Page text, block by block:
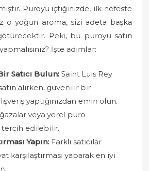
Puroyu içtiğinizde, ilk nefeste
o yoğun aroma, sizi adeta başka
Peki, bu puroyu satın
İşte adımlar:
Satıcı Bulun: Saint Luis Rey
alırken, güvenilir bir
yaptığınızdan emin olun.
veya yerel puro
tercih edilebilir.
Yapın: Farklı satıcılar
karşılaştırması yaparak en iyi